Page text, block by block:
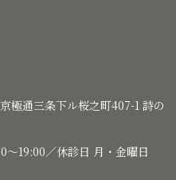
極通三条下ル桜之町407-1 詩の
19:00／休診日 月・金曜日